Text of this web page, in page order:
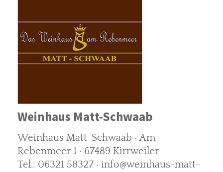
Weinhaus Matt-Schwaab
Weinhaus Matt-Schwaab · Am
Rebenmeer 1 · 67489 Kirrweiler
Tel.: 06321 58327 · info@weinhaus-matt-